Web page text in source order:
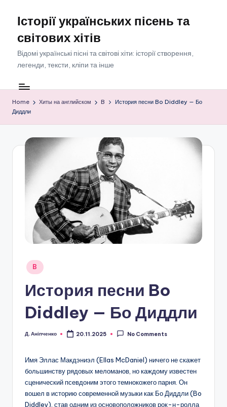
content
Історії українських пісень та
світових хітів
Відомі українські пісні та світові хіти: історії створення,
легенди, тексти, кліпи та інше
Home Хиты на английском B
История песни Bo Diddley — Бо
Диддли
Posted
in
B
История песни Bo
Diddley — Бо Диддли
Posted
Д. Аніпченко 20.11.2025 No Comments
Имя Эллас Макдэниэл (Ellas McDaniel) ничего не скажет
большинству рядовых меломанов, но каждому известен
сценический псевдоним этого темнокожего парня. Он
вошел в историю современной музыки как Бо Диддли (Bo
Diddley), став одним из основоположников рок-н-ролла